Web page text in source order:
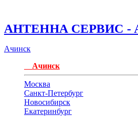
АНТЕННА СЕРВИС -
Ачинск
Ачинск
Москва
Санкт-Петербург
Новосибирск
Екатеринбург